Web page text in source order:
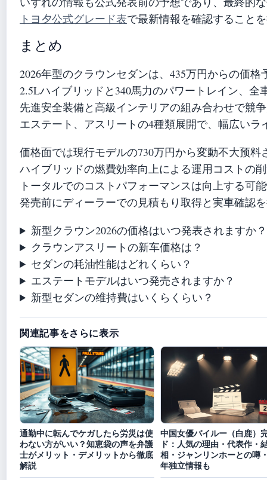
トヨ夕公式グレード表で最新情報を確認すること
まとめ
2026年型のクラウンセダンは、435万円からの価
2.5Lハイブリッドと340馬力のパワートレイン、全
先進安全装備と高級インテリアの組み合わせで競
エステート、アスリートの4種類展開で、幅広いラ
価格面では現行モデルの730万円から変動不大预料
ハイブリッドの燃費効率向上による運用コストの
トータルでのコストパフォーマンスは向上する可
発売前にディーラーでの見積もり取得と実車確認
新型クラウン2026の価格はいつ発表されますか？
クラウンアスリートの新车価格は？
セダンの耗油性能はどれくらい？
エステートモデルはいつ発売されますか？
新型セダンの维持費はいくらくらい？
関連記事をさらに表示
通勤中に転んでケガしたら労災は使
わない方がいい？知恵袋の声を弁護
士がメリット・デメリットから徹底
解説
中国女優バイルー（白鹿）
ド：人気の理由・代表作・
相・ジャンリンホーとの噂
年独立情報も